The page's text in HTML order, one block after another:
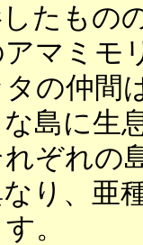
たもの
マミモ
の仲間
島に生
ぞれの
り、亜
。